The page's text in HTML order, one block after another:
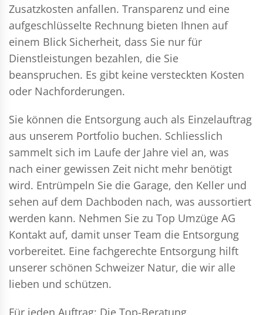
Zusatzkosten anfallen. Transparenz und eine
aufgeschlüsselte Rechnung bieten Ihnen auf
einem Blick Sicherheit, dass Sie nur für
Dienstleistungen bezahlen, die Sie
beanspruchen. Es gibt keine versteckten Kosten
oder Nachforderungen.
Sie können die Entsorgung auch als Einzelauftrag
aus unserem Portfolio buchen. Schliesslich
sammelt sich im Laufe der Jahre viel an, was
nach einer gewissen Zeit nicht mehr benötigt
wird. Entrümpeln Sie die Garage, den Keller und
sehen auf dem Dachboden nach, was aussortiert
werden kann. Nehmen Sie zu Top Umzüge AG
Kontakt auf, damit unser Team die Entsorgung
vorbereitet. Eine fachgerechte Entsorgung hilft
unserer schönen Schweizer Natur, die wir alle
lieben und schützen.
Für jeden Auftrag: Die Top-Beratung